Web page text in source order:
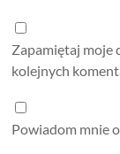
Zapamiętaj moje
kolejnych
Powiadom mnie